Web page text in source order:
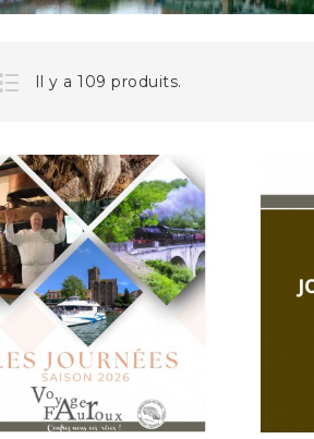
Le Pic du Midi et le Château
Il y a 109 produits.